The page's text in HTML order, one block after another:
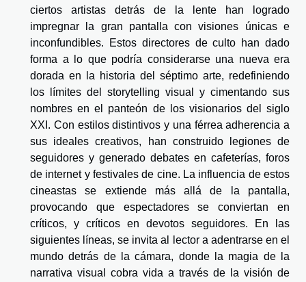
ciertos artistas detrás de la lente han logrado
impregnar la gran pantalla con visiones únicas e
inconfundibles. Estos directores de culto han dado
forma a lo que podría considerarse una nueva era
dorada en la historia del séptimo arte, redefiniendo
los límites del storytelling visual y cimentando sus
nombres en el panteón de los visionarios del siglo
XXI. Con estilos distintivos y una férrea adherencia a
sus ideales creativos, han construido legiones de
seguidores y generado debates en cafeterías, foros
de internet y festivales de cine. La influencia de estos
cineastas se extiende más allá de la pantalla,
provocando que espectadores se conviertan en
críticos, y críticos en devotos seguidores. En las
siguientes líneas, se invita al lector a adentrarse en el
mundo detrás de la cámara, donde la magia de la
narrativa visual cobra vida a través de la visión de